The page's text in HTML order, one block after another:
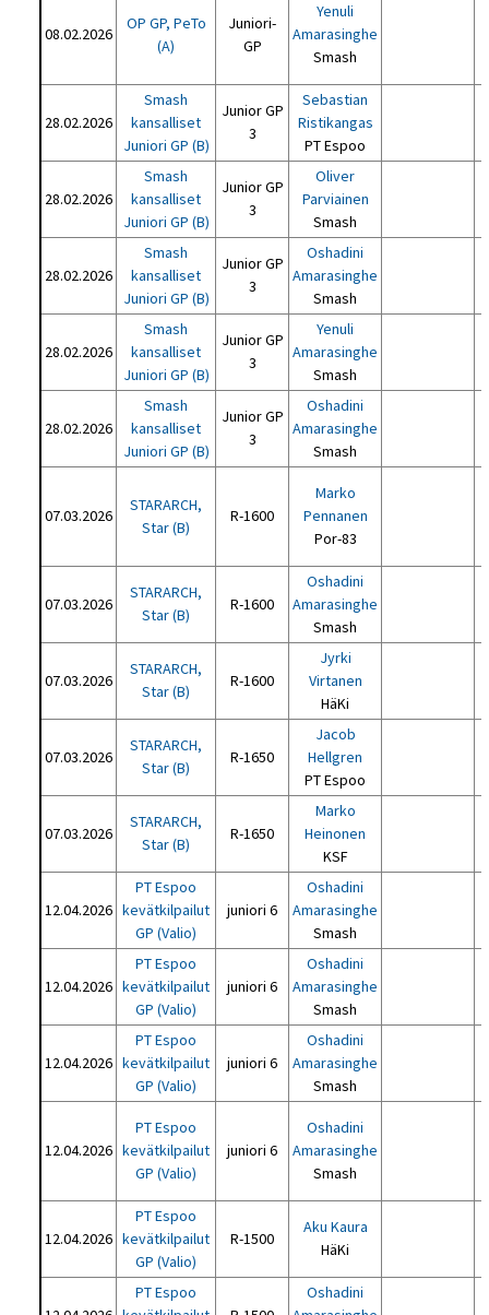
08.02.2026
OP GP, PeTo
(A)
Juniori-
GP
Yenuli
Amarasinghe
Smash
28.02.2026
Smash
kansalliset
Juniori GP (B)
Junior GP
3
Sebastian
Ristikangas
PT Espoo
28.02.2026
Smash
kansalliset
Juniori GP (B)
Junior GP
3
Oliver
Parviainen
Smash
28.02.2026
Smash
kansalliset
Juniori GP (B)
Junior GP
3
Oshadini
Amarasinghe
Smash
28.02.2026
Smash
kansalliset
Juniori GP (B)
Junior GP
3
Yenuli
Amarasinghe
Smash
28.02.2026
Smash
kansalliset
Juniori GP (B)
Junior GP
3
Oshadini
Amarasinghe
Smash
07.03.2026
STARARCH,
Star (B)
R-1600
Marko
Pennanen
Por-83
07.03.2026
STARARCH,
Star (B)
R-1600
Oshadini
Amarasinghe
Smash
07.03.2026
STARARCH,
Star (B)
R-1600
Jyrki
Virtanen
HäKi
07.03.2026
STARARCH,
Star (B)
R-1650
Jacob
Hellgren
PT Espoo
07.03.2026
STARARCH,
Star (B)
R-1650
Marko
Heinonen
KSF
12.04.2026
PT Espoo
kevätkilpailut
GP (Valio)
juniori 6
Oshadini
Amarasinghe
Smash
12.04.2026
PT Espoo
kevätkilpailut
GP (Valio)
juniori 6
Oshadini
Amarasinghe
Smash
12.04.2026
PT Espoo
kevätkilpailut
GP (Valio)
juniori 6
Oshadini
Amarasinghe
Smash
12.04.2026
PT Espoo
kevätkilpailut
GP (Valio)
juniori 6
Oshadini
Amarasinghe
Smash
12.04.2026
PT Espoo
kevätkilpailut
GP (Valio)
R-1500
Aku Kaura
HäKi
PT Espoo
Oshadini